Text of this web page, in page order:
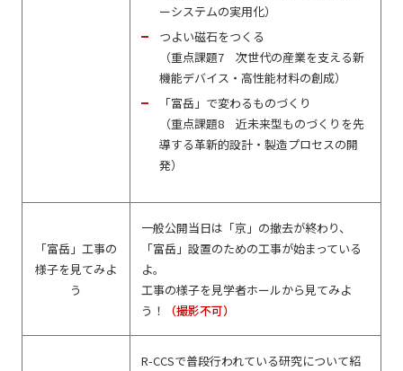
ーシステムの実用化）
つよい磁石をつくる
（重点課題7 次世代の産業を支える新
機能デバイス・高性能材料の創成）
「富岳」で変わるものづくり
（重点課題8 近未来型ものづくりを先
導する革新的設計・製造プロセスの開
発）
「富岳」工事の
様子を見てみよ
う
一般公開当日は「京」の撤去が終わり、
「富岳」設置のための工事が始まっている
よ。
工事の様子を見学者ホールから見てみよ
う！
（撮影不可）
R-CCSで普段行われている研究について紹